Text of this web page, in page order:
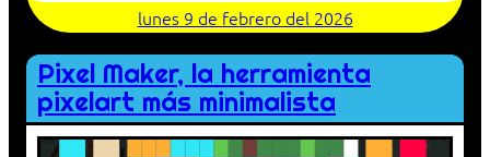
lunes 9 de febrero del 2026
Pixel Maker, la herramienta
pixelart más minimalista